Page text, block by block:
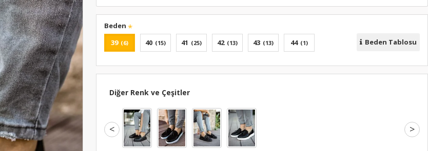
Beden
39 (6) 40 (15) 41 (25) 42 (13) 43 (13) 44 (1) Beden Tablosu
Diğer Renk ve Çeşitler
< >